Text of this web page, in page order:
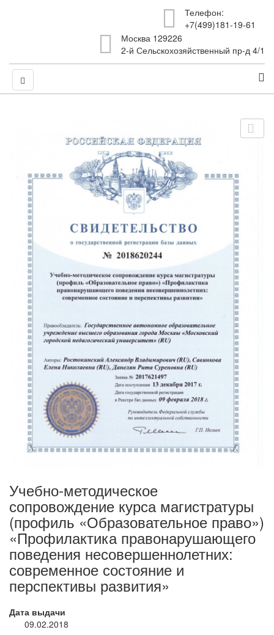
Телефон:
+7(499)181-19-61
Москва 129226
2-й Сельскохозяйственный пр-д 4/1
Учебно-методическое
сопровождение курса магистратуры
(профиль «Образовательное право»)
«Профилактика правонарушающего
поведения несовершеннолетних:
современное состояние и
перспективы развития»
Дата выдачи
09.02.2018